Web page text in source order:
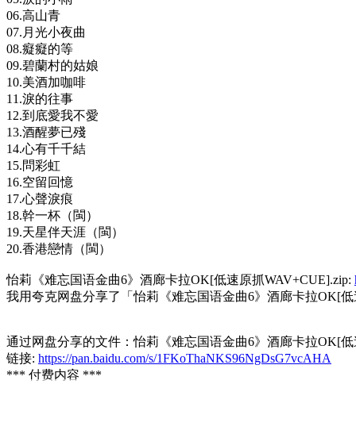
06.高山青
07.月光小夜曲
08.癡癡的等
09.碧蘭村的姑娘
10.美酒加咖啡
11.淚的往事
12.到底愛我不愛
13.酒醒夢已殘
14.心有千千結
15.問彩虹
16.空留回憶
17.心聲淚痕
18.幹一杯（閩）
19.天星伴天涯（閩）
20.香港戀情（閩）
怡莉《难忘国语金曲6》酒廊卡拉OK[低速原抓WAV+CUE].zip:
我用夸克网盘分享了「怡莉《难忘国语金曲6》酒廊卡拉OK[
通过网盘分享的文件：怡莉《难忘国语金曲6》酒廊卡拉OK[
链接: https://pan.baidu.com/s/1FKoThaNKS96NgDsG7vcAHA
*** 付费内容 ***